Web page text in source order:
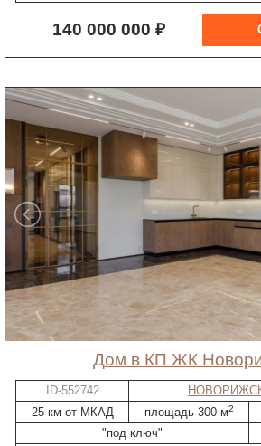
140 000 000 ₽
дом в КП ЖК
ID-552742
25 км от МКАД
площадь 300 м2
"под ключ"